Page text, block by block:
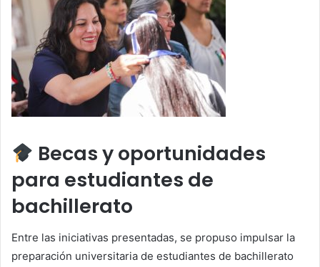
Becas y oportunidades
para estudiantes de
bachillerato
Entre las iniciativas presentadas, se propuso impulsar la
preparación universitaria de estudiantes de bachillerato